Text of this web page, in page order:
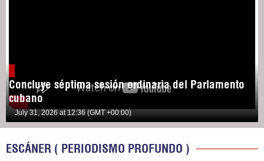
Concluye séptima sesión ordinaria del Parlamento
cubano
July 31, 2026 at 12:36 (GMT +00:00)
ESCÁNER ( PERIODISMO PROFUNDO )